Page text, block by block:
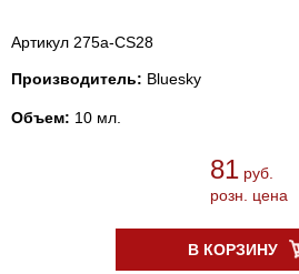
Артикул 275a-CS28
Производитель: Bluesky
Объем: 10 мл.
81 руб.
розн. цена
В КОРЗИНУ